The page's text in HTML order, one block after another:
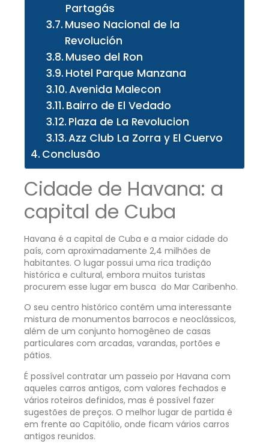
Partagás
Museo Nacional de la
Revolución
Museo del Ron
Hotel Parque Manzana
Avenida Malecon
Bairro de El Vedado
Plaza de La Revolucion
Azz Club La Zorra y El Cuervo
Conclusão
Cidade de Havana: a
capital de Cuba
Havana é a capital de Cuba e a maior cidade do
país, com aproximadamente 2,4 milhões de
habitantes. O lugar possui uma rica tradição
histórica e cultural, embora muitos turistas
procurem esse lugar em busca do Mar Caribenho.
O seu centro histórico contém uma interessante
mistura de monumentos barrocos e neoclássicos,
além de um conjunto homogêneo de casas
particulares com arcadas, varandas, portões e
pátios.
É possível contratar um passeio por Havana com
aqueles carros antigos, com valores fechados e
vários roteiros definidos, mas é possível fazer
sugestões de preços. O melhor lugar de partida é
em frente ao Capitólio, onde ficam vários carros
antigos reunidos.